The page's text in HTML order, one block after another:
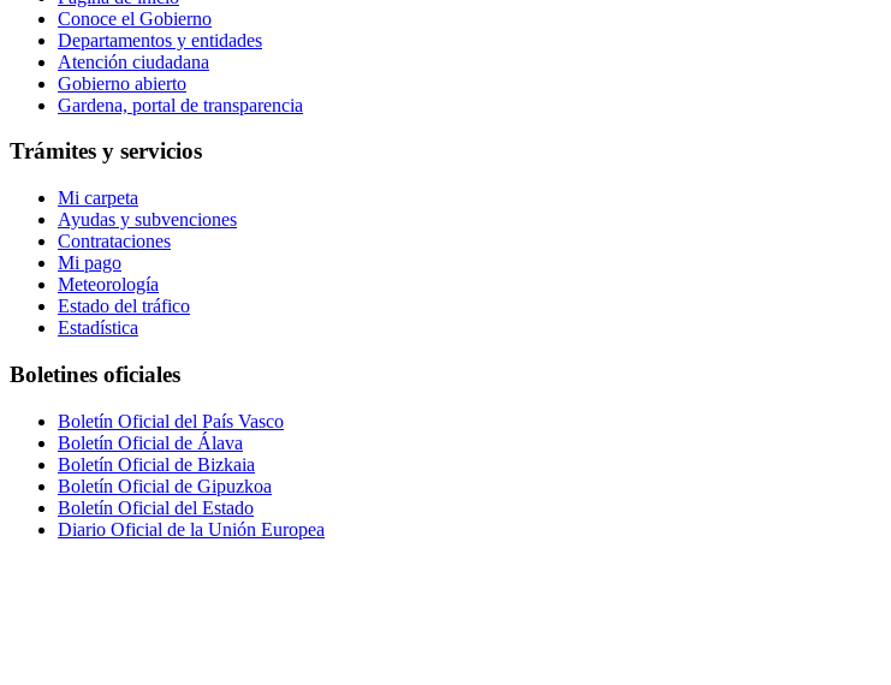
Conoce el Gobierno
Departamentos y entidades
Atención ciudadana
Gobierno abierto
Gardena, portal de transparencia
Trámites y servicios
Mi carpeta
Ayudas y subvenciones
Contrataciones
Mi pago
Meteorología
Estado del tráfico
Estadística
Boletines oficiales
Boletín Oficial del País Vasco
Boletín Oficial de Álava
Boletín Oficial de Bizkaia
Boletín Oficial de Gipuzkoa
Boletín Oficial del Estado
Diario Oficial de la Unión Europea